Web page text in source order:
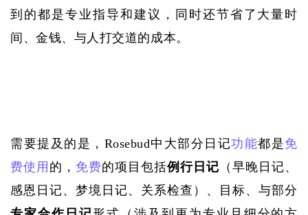
到的都是专业指导和建议，同时还节省了大量时
间、金钱、与人打交道的成本。
需要提及的是， Rosebud中大部分日记功能都是免
费使用 的， 免费的项目包括例行日记 （早晚日记、
感恩日记、梦境日记、关系检查）、目标、与部分